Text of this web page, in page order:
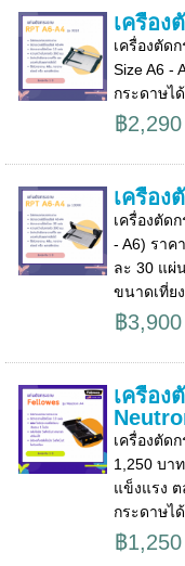
เครื่อง
เครื่องตัด
Size A6 -
กระดาษได้
฿2,290
เครื่อง
เครื่องตัด
- A6) ราค
ละ 30 แผ่
ขนาดเที่ย
฿3,900
เครื่อง
เครื่องตัด
1,250 บา
แข็งแรง
กระดาษไ
฿1,250